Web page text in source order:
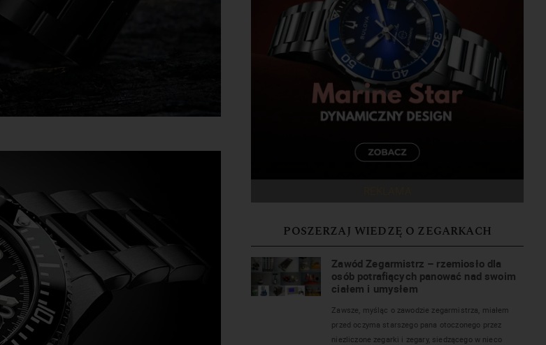
POSZERZAJ WIEDZĘ O ZEGARKACH
Zawód Zegarmistrz – rzemiosło dla
osób potrafiących panować nad swoim
ciałem i umysłem
Zawsze, myśląc o zawodzie zegarmistrza, miałem
przed oczyma starszego pana otoczonego przez
niezliczone zegarki i zegary, siedzącego w nieco